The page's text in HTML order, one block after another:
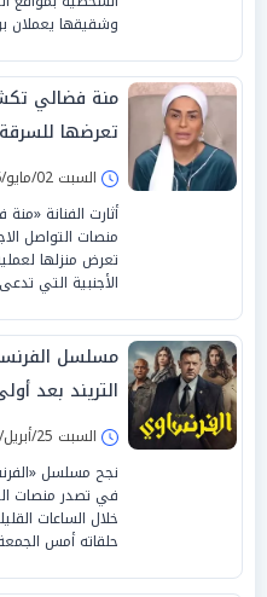
وشقيقها يعملان
منة فضالي
تعرضها
السبت 02/مايو/2026 - 04:27 م
أثارت الفنانة
منصات التواصل
تعرض منزلها
الأجنبية التي
مسلسل
التريند بعد
السبت 25/أبريل/2026 - 05:51 م
نجح مسلسل
في تصدر منصات
خلال الساعات
حلقاته أمس الجمعة